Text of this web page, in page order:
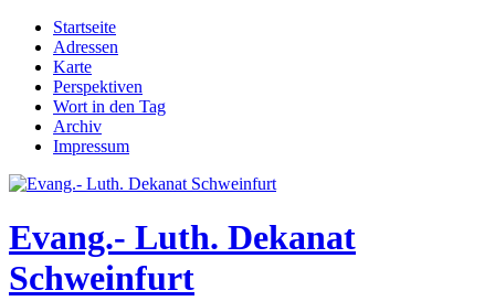
Direkt zum Inhalt
Hauptmenü
Startseite
Adressen
Karte
Perspektiven
Wort in den Tag
Archiv
Impressum
Evang.- Luth. Dekanat
Schweinfurt